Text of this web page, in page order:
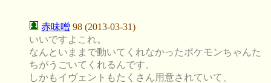
赤味噌 98 (2013-03-31)
いいですよこれ。
なんといままで動いてくれなかったポケモンちゃんた
ちがうごいてくれるんです。
しかもイヴェントもたくさん用意されていて、